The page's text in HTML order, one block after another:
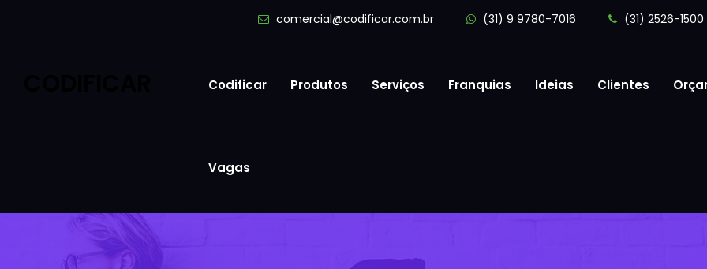
comercial@codificar.com.br (31) 9 9780-7016 (31) 2526-1500
Codificar Produtos Serviços Franquias Ideias Clientes
Vagas